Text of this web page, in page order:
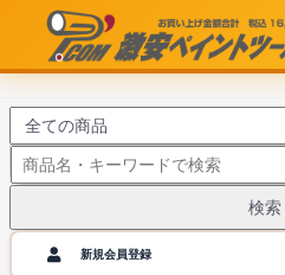
検索
新規会員登録